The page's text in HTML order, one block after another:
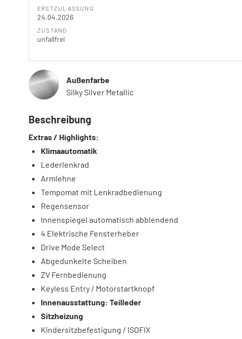
ERSTZULASSUNG
24.04.2026
ZUSTAND
unfallfrei
Außenfarbe
Silky Silver Metallic
Beschreibung
Extras / Highlights:
Klimaautomatik
Lederlenkrad
Armlehne
Tempomat mit Lenkradbedienung
Regensensor
Innenspiegel automatisch abblendend
4 Elektrische Fensterheber
Drive Mode Select
Abgedunkelte Scheiben
ZV Fernbedienung
Keyless Entry / Motorstartknopf
Innenausstattung: Teilleder
Sitzheizung
Kindersitzbefestigung / ISOFIX